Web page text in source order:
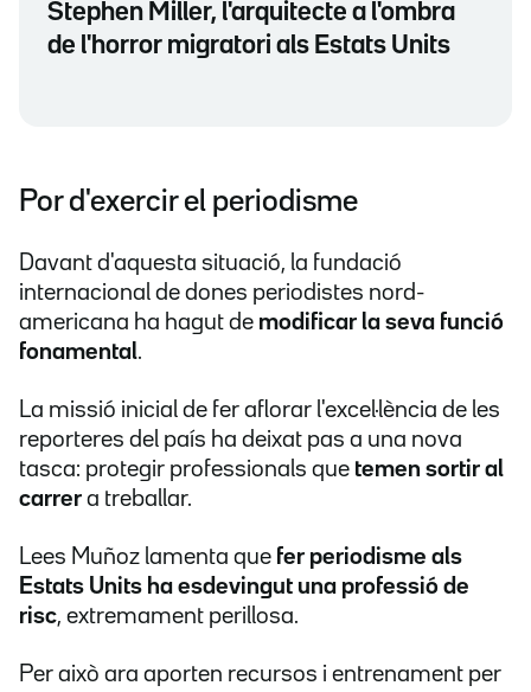
Stephen Miller, l'arquitecte a l'ombra
de l'horror migratori als Estats Units
Por d'exercir el periodisme
Davant d'aquesta situació, la fundació
internacional de dones periodistes nord-
americana ha hagut de modificar la seva funció
fonamental.
La missió inicial de fer aflorar l'excel·lència de les
reporteres del país ha deixat pas a una nova
tasca: protegir professionals que temen sortir al
carrer a treballar.
Lees Muñoz lamenta que fer periodisme als
Estats Units ha esdevingut una professió de
risc, extremament perillosa.
Per això ara aporten recursos i entrenament per